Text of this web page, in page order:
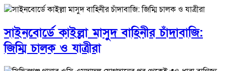
সাইনবোর্ডে কাইল্লা মাসুদ বাহিনীর চাঁদাবাজি:
জিম্মি চালক ও যাত্রীরা